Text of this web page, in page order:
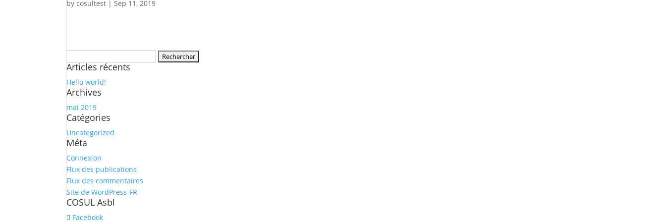
bycosultest |Sep 11, 2019
Articles récents
Hello world!
Archives
mai 2019
Catégories
Uncategorized
Méta
Connexion
Flux des publications
Flux des commentaires
Site de WordPress-FR
COSUL Asbl
Facebook